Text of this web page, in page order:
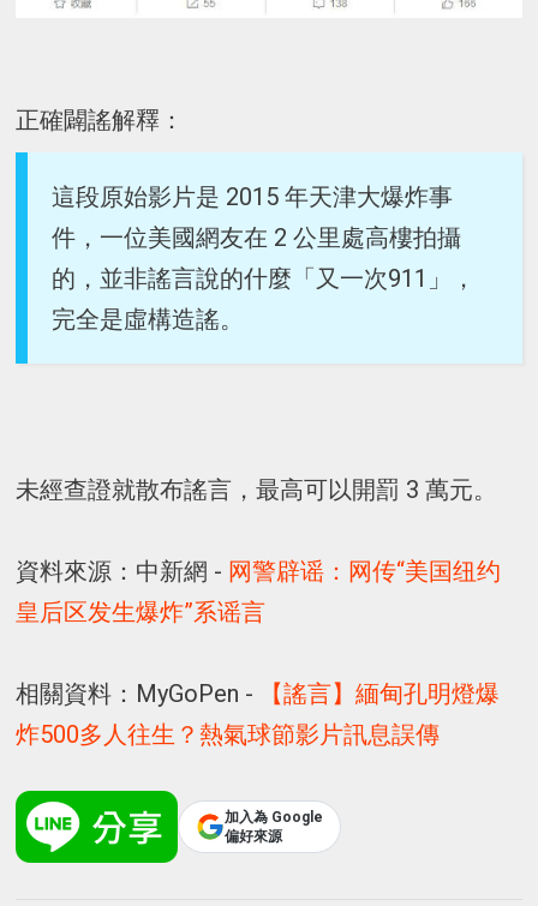
正確闢謠解釋：
這段原始影片是 2015 年天津大爆炸事
件，一位美國網友在 2 公里處高樓拍攝
的，並非謠言說的什麼「又一次911」，
完全是虛構造謠。
未經查證就散布謠言，最高可以開罰 3 萬元。
資料來源：中新網 - 网警辟谣：网传“美国纽约
皇后区发生爆炸”系谣言
相關資料：MyGoPen -
【謠言】緬甸孔明燈爆
炸500多人往生？熱氣球節影片訊息誤傳
加入為 Google
偏好來源